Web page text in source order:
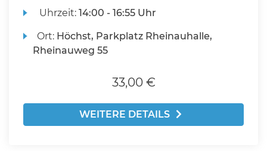
Uhrzeit:14:00 - 16:55 Uhr
Ort: Höchst, Parkplatz Rheinauhalle,
Rheinauweg 55
33,00 €
WEITERE DETAILS